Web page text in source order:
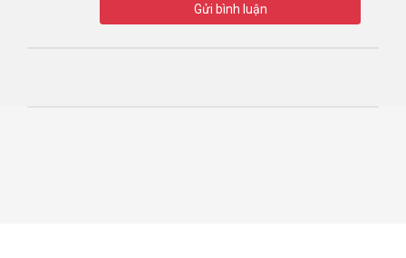
Gửi bình luận